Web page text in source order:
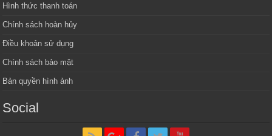
Hình thức thanh toán
Chính sách hoàn hủy
Điều khoản sử dụng
Chính sách bảo mật
Bản quyền hình ảnh
Social